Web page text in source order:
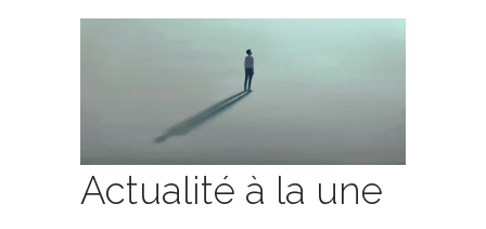
Actualité à la une